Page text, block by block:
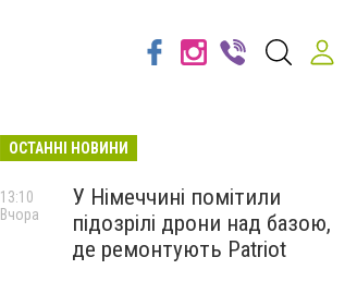
ОСТАННІ НОВИНИ
У Німеччині помітили
підозрілі дрони над базою,
де ремонтують Patriot
13:10
Вчора